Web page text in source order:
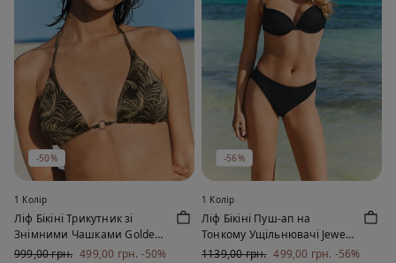
-50%
1 Колір
Ліф Бікіні Трикутник зі
Знімними Чашками Golden
Tropics
999,00 грн. 499,00 грн. -50%
-56%
1 Колір
Ліф Бікіні Пуш-ап на
Тонкому Ущільнювачі Jewel
Net
1139,00 грн. 499,00 грн. -56%